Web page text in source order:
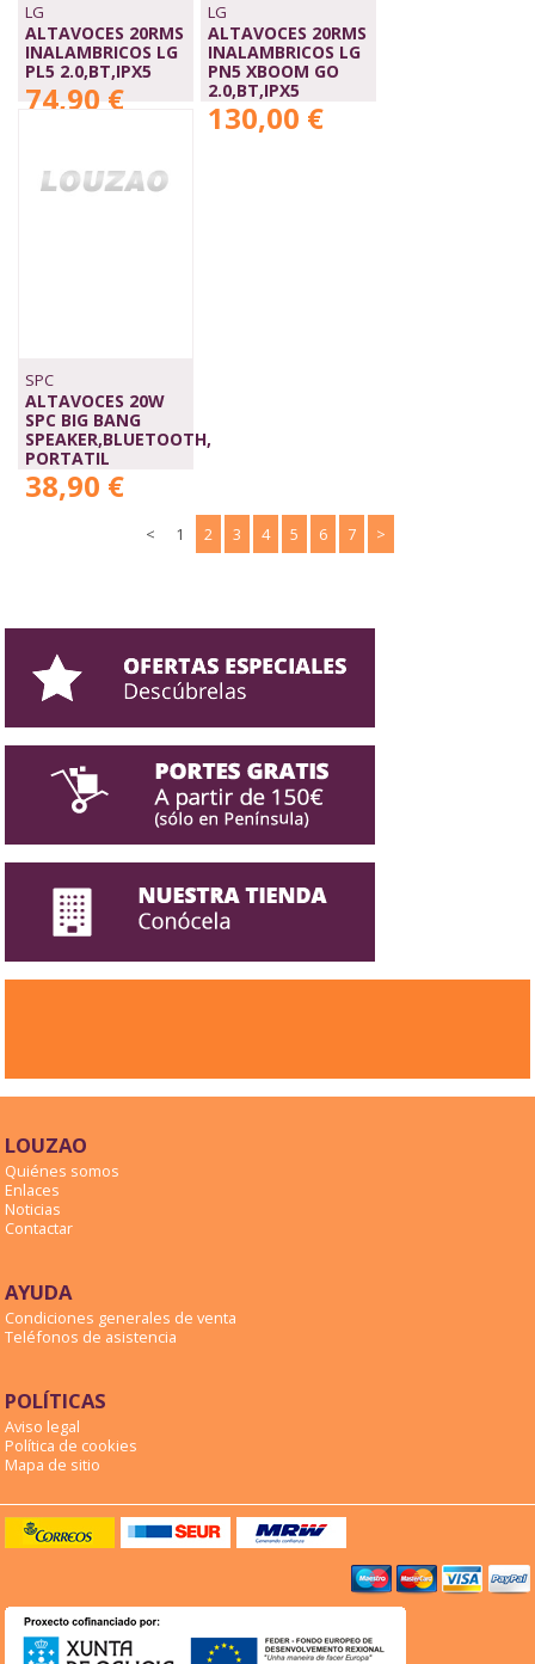
LG
ALTAVOCES 20RMS
INALAMBRICOS LG
PL5 2.0,BT,IPX5
74,90 €
LG
ALTAVOCES 20RMS
INALAMBRICOS LG
PN5 XBOOM GO
2.0,BT,IPX5
130,00 €
SPC
ALTAVOCES 20W
SPC BIG BANG
SPEAKER,BLUETOOTH,
PORTATIL
38,90 €
< 1 2 3 4 5 6 7 >
LOUZAO
Quiénes somos
Enlaces
Noticias
Contactar
AYUDA
Condiciones generales de venta
Teléfonos de asistencia
POLÍTICAS
Aviso legal
Política de cookies
Mapa de sitio